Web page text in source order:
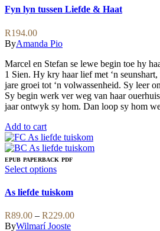
Fyn lyn tussen Liefde & Haat
R194.00
ByAmanda Pio
Marcel en Stefan se lewe begin toe hy
1 Sien. Hy kry haar lief met ‘n
jare groei tot ‘n volwassenheid. Sy leer
Sy begin werk ver weg van haar
jaar ontwyk sy hom. Dan loop sy hom
Add to cart
EPUB PAPERBACK PDF
Select optionsThis
has
variants.
The
As liefde tuiskom
R89.00 – R229.00Price
ByWilmarí Jooste